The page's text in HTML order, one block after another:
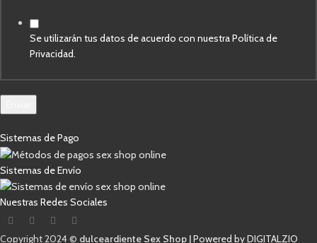
Se utilizarán tus datos de acuerdo con nuestra Política de
Privacidad.
Sistemas de Pago
Sistemas de Envío
Nuestras Redes Sociales
Copyright 2024 © dulceardiente Sex Shop |Powered by DIGITALZIO